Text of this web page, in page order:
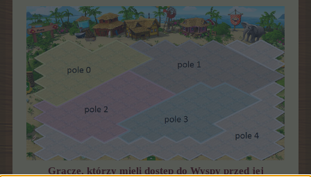
Gracze, którzy mieli dostęp do Wyspy przed jej